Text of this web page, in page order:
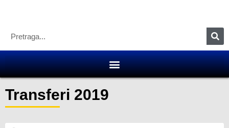
Transferi 2019